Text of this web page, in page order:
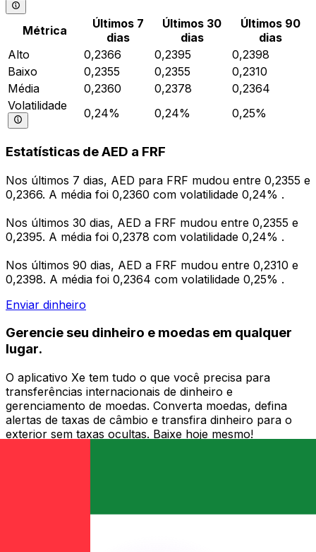
Métrica
Últimos 7
dias
Últimos 30
dias
Últimos 90
dias
Alto
0,2366 0,2395
0,2398
Baixo
0,2355 0,2355
0,2310
Média
0,2360 0,2378
0,2364
Volatilidade
0,24% 0,24% 0,25%
Estatísticas de AED a FRF
Nos últimos 7 dias, AED para FRF mudou entre 0,2355 e
0,2366. A média foi 0,2360 com volatilidade 0,24% .
Nos últimos 30 dias, AED a FRF mudou entre 0,2355 e
0,2395. A média foi 0,2378 com volatilidade 0,24% .
Nos últimos 90 dias, AED a FRF mudou entre 0,2310 e
0,2398. A média foi 0,2364 com volatilidade 0,25% .
Enviar dinheiro
Gerencie seu dinheiro e moedas em qualquer
lugar.
O aplicativo Xe tem tudo o que você precisa para
transferências internacionais de dinheiro e
gerenciamento de moedas. Converta moedas, defina
alertas de taxas de câmbio e transfira dinheiro para o
exterior sem taxas ocultas. Baixe hoje mesmo!